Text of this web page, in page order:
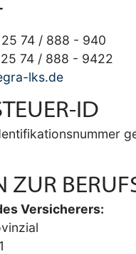
74 / 888 - 940
74 / 888 - 9422
lks.de
ID
ZUR
Versicherers: